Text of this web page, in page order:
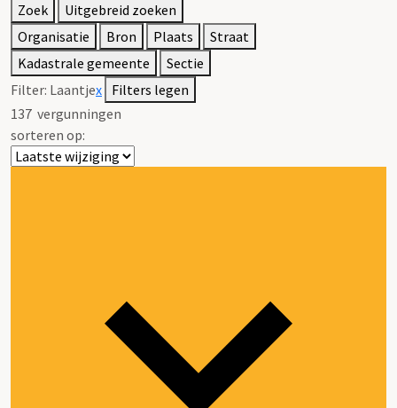
Zoek
Uitgebreid zoeken
Organisatie
Bron Plaats
Straat
Kadastrale gemeente
Sectie
Filter: Laantjex Filters legen
137 vergunningen
sorteren op: